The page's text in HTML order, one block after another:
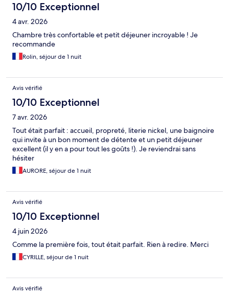
10/10 Exceptionnel
4 avr. 2026
Chambre très confortable et petit déjeuner incroyable ! Je
recommande
Rolin, séjour de 1 nuit
Avis vérifié
10/10 Exceptionnel
7 avr. 2026
Tout était parfait : accueil, propreté, literie nickel, une baignoire
qui invite à un bon moment de détente et un petit déjeuner
excellent (il y en a pour tout les goûts !). Je reviendrai sans
hésiter
AURORE, séjour de 1 nuit
Avis vérifié
10/10 Exceptionnel
4 juin 2026
Comme la première fois, tout était parfait. Rien à redire. Merci
CYRILLE, séjour de 1 nuit
Avis vérifié